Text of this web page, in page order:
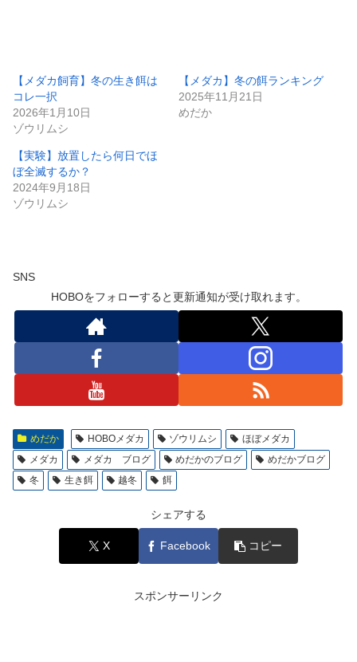
【メダカ飼育】冬の生き餌は
コレ一択
2026年1月10日
ゾウリムシ
【メダカ】冬の餌ランキング
2025年11月21日
めだか
【実験】放置したら何日でほ
ぼ全滅するか？
2024年9月18日
ゾウリムシ
SNS
HOBOをフォローすると更新通知が受け取れます。
めだか HOBOメダカ ゾウリムシ
ほぼメダカ
メダカ
メダカ ブログ めだかのブログ
めだかブログ
冬
生き餌 越冬 餌
シェアする
X Facebook コピー
スポンサーリンク